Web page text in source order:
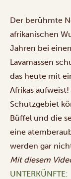
Der berühmte
afrikanischen
Jahren bei
Lavamassen
das heute mit
Afrikas
Schutzgebiet
Büffel und die
eine
werden gar
Mit diesem
UNTERKÜNFTE: